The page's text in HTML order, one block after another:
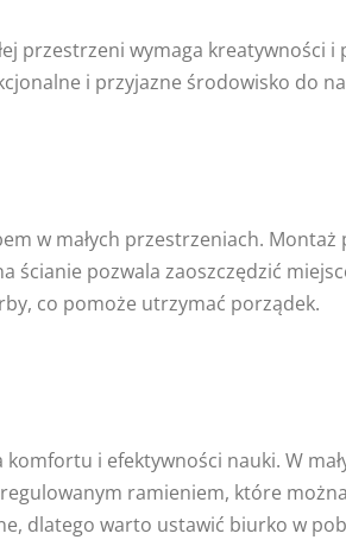
przestrzeni wymaga kreatywności
i przyjazne środowisko do
w małych przestrzeniach.
ścianie pozwala zaoszczędzić
co pomoże utrzymać porządek.
i efektywności nauki. W
ramieniem, które
dlatego warto ustawić biurko w